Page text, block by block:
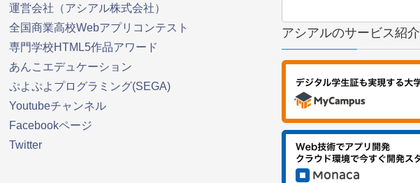
運営会社（アシアル株式会社）
全国商業高校Webアプリコンテスト
専門学校HTML5作品アワード
あんこエデュケーション
ぷよぷよプログラミング(SEGA)
Youtubeチャンネル
Facebookページ
Twitter
アシアルのサービス紹介